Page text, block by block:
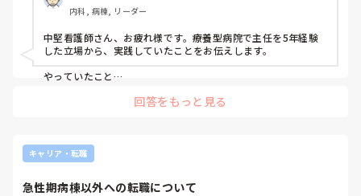
内科, 病棟, リーダー
中堅看護師さん、お疲れ様です。療養型病院で主任を5年経験
した立場から、実践していたことをお伝えします。
やっていたこと
	•	リーダー業務は「見学→小さい範囲を任せる→振り返
	•	振り返りは「感情面(自信喪失など)」と「技術面(判断
根拠)」を分けて聞く。混ぜると本人が全否定されたと受け取り
回答をもっと見る
キャリア・転職
急性期病棟以外への転職について